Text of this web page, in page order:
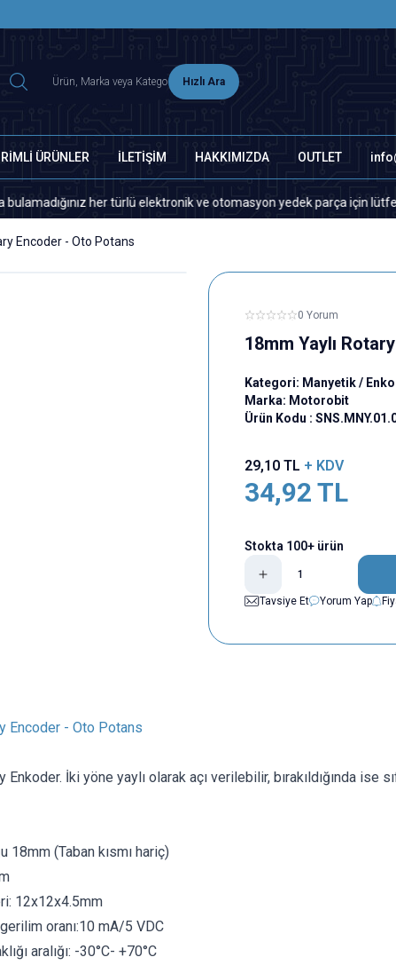
Hızlı Ara
ÜRÜNLER İLETİŞİM HAKKIMIZDA OUTLET
her türlü elektronik ve otomasyon yedek parça için lütfen
Encoder - Oto Potans
0 Yorum
18mm Yaylı
Kategori: Manyetik /
Marka: Motorobit
Ürün Kodu :
29,10TL + KDV
34,92 TL
Stokta 100+ ürün
Tavsiye Et
Yorum Yap
Encoder - Oto Potans
Enkoder. İki yöne yaylı olarak açı verilebilir, bırakıldığında ise
18mm (Taban kısmı hariç)
12x12x4.5mm
oranı:10 mA/5 VDC
aralığı: -30°C- +70°C